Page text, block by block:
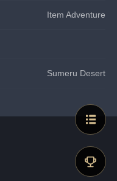
Item Adventure
Sumeru Desert